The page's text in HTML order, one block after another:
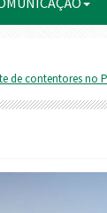
de contentores no